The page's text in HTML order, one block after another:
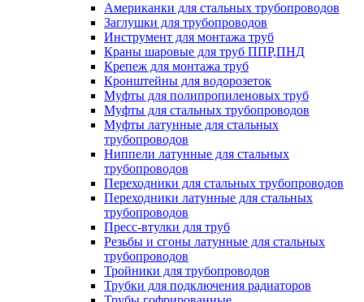
Американки для стальных трубопроводов
Заглушки для трубопроводов
Инструмент для монтажа труб
Краны шаровые для труб ППР,ПНД
Крепеж для монтажа труб
Кронштейны для водорозеток
Муфты для полипропиленовых труб
Муфты для стальных трубопроводов
Муфты латунные для стальных
трубопроводов
Ниппели латунные для стальных
трубопроводов
Переходники для стальных трубопроводов
Переходники латунные для стальных
трубопроводов
Пресс-втулки для труб
Резьбы и сгоны латунные для стальных
трубопроводов
Тройники для трубопроводов
Трубки для подключения радиаторов